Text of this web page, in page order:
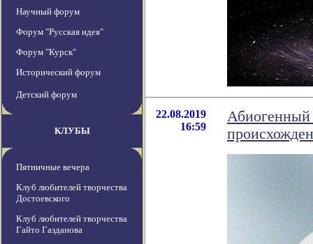
Научный форум
Форум "Русская идея"
Форум "Курск"
Исторический форум
Детский форум
КЛУБЫ
Пятничные вечера
Клуб любителей творчества
Достоевского
Клуб любителей творчества
Гайто Газданова
22.08.2019
16:59
Абиогенный